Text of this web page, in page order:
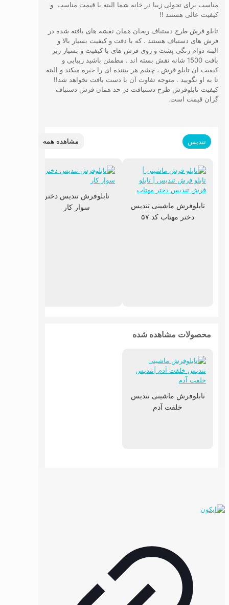
مناسب برای تحولی زیبا در خانه شما البته با قیمت مناسب و
کیفیت عالی هستند !!
تابلو فرش طرح دستباف ریحان همان نقشه های بافته شده در
فرش های دستباف هستند . که با دقت و کیفیت بسیار بالا و
البته دوام رنگی پشت و روی فرش های با کیفیت و بسیار ریز
بافت 1500 شانه نقش بسته اند . مطمئن باشید زیبایی و
کیفیت ان تابلو فرش ، چشم هر بیننده ای را خیره میکند و البته
تا به او نگویید . متوجه تفاوت آن با دست بافت نخواهد شد!!
کیفیت تابلوفرش طرح دستبافت در حد همان فرش دستباف
گران قیمت است.
تندیس مشاهده همه
تابلوفرش ماشینی تندیس
دختر مهتاب کد ۵۷
تابلوفرش تندیس دختر
سوار کار
محصولات مشاهده شده
تابلوفرش ماشینی تندیس
خلقت آدم